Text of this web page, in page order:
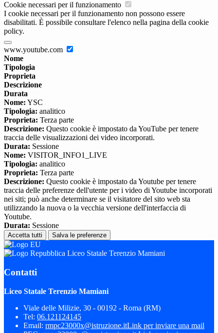
Cookie necessari per il funzionamento
I cookie necessari per il funzionamento non possono essere
disabilitati. È possibile consultare l'elenco nella pagina della cookie
policy.
www.youtube.com
Nome
Tipologia
Proprieta
Descrizione
Durata
Nome: YSC
Tipologia: analitico
Proprieta: Terza parte
Descrizione: Questo cookie è impostato da YouTube per tenere
traccia delle visualizzazioni dei video incorporati.
Durata: Sessione
Nome: VISITOR_INFO1_LIVE
Tipologia: analitico
Proprieta: Terza parte
Descrizione: Questo cookie è impostato da Youtube per tenere
traccia delle preferenze dell'utente per i video di Youtube incorporati
nei siti; può anche determinare se il visitatore del sito web sta
utilizzando la nuova o la vecchia versione dell'interfaccia di
Youtube.
Durata: Sessione
Accetta tutti Salva le preferenze
Liceo Statale Terenzio Mamiani
Contatti
Liceo Statale Terenzio Mamiani
Viale delle Milizie, 30 - 00192 - Roma (RM)
Tel: 06.121124145
Email: rmpc23000x@istruzione.itLink per inviare una mail